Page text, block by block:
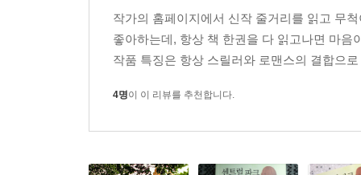
누군가 내 몸에 이물질을 삽입해 얻고자 하는 효과
-206p
아무튼 에릭 보간은 단독범이 아닌 게 분명했다.
에릭 보간이 가브리엘과 나를 납치해 뉴욕에서 깨
주인공 알리스가 비밀로 가득한 판도라의 상자
엄청난 서스펜스를 느끼게 하는 심리적 방식이
배제하지 않으면서도 스릴러의 기법을 새롭게 장
작가의 홈페이지에서 신작 줄거리를 읽고 무
좋아하는데, 항상 책 한권을 다 읽고나면 마
작품 특징은 항상 스릴러와 로맨스의 결합으
4명이 이 리뷰를 추천합니다.